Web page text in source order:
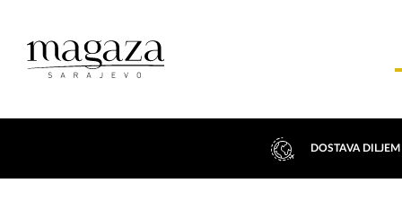
DOSTAVA